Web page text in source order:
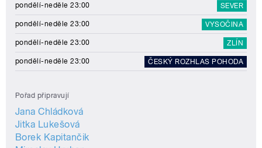
pondělí-neděle 23:00 SEVER
pondělí-neděle 23:00 VYSOČINA
pondělí-neděle 23:00 ZLÍN
pondělí-neděle 23:00 ČESKÝ ROZHLAS POHODA
Pořad připravují
Jana Chládková
Jitka Lukešová
Borek Kapitančik